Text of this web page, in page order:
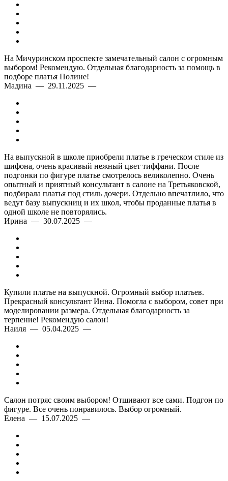
Черное бархатное платье кружева
Цветовое решение
На Мичуринском проспекте замечательный салон с огромным
выбором! Рекомендую. Отдельная благодарность за помощь в
подборе платья Полине!
Мадина — 29.11.2025 —
На выпускной в школе приобрели платье в греческом стиле из
шифона, очень красивый нежный цвет тиффани. После
подгонки по фигуре платье смотрелось великолепно. Очень
опытный и приятный консультант в салоне на Третьяковской,
подбирала платья под стиль дочери. Отдельно впечатлило, что
ведут базу выпускниц и их школ, чтобы проданные платья в
одной школе не повторялись.
Ирина — 30.07.2025 —
Купили платье на выпускной. Огромный выбор платьев.
Прекрасный консультант Инна. Помогла с выбором, совет при
моделировании размера. Отдельная благодарность за
терпение! Рекомендую салон!
Наиля — 05.04.2025 —
Салон потряс своим выбором! Отшивают все сами. Подгон по
фигуре. Все очень понравилось. Выбор огромный.
Елена — 15.07.2025 —